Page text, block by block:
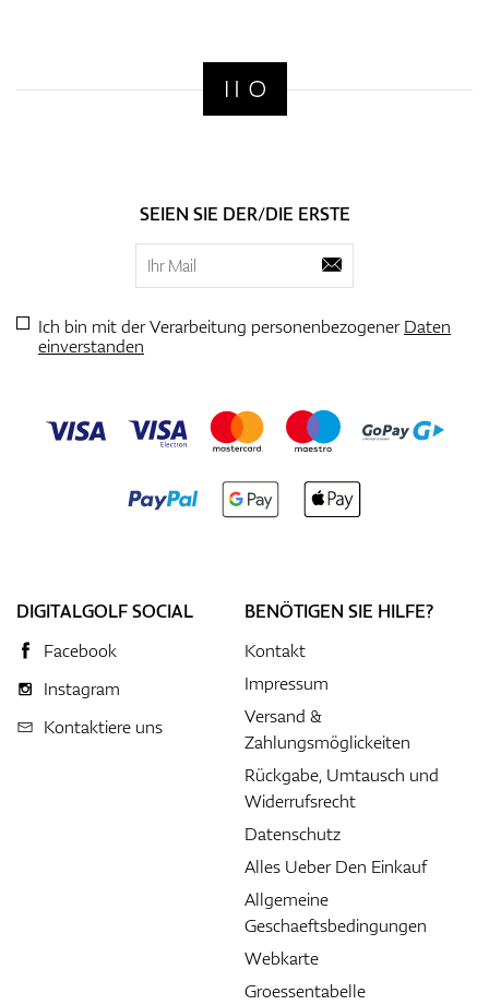
SEIEN SIE DER/DIE ERSTE
Ich bin mit der Verarbeitung personenbezogenerDaten
einverstanden
DIGITALGOLF SOCIAL
Facebook
Instagram
Kontaktiere uns
BENÖTIGEN SIE HILFE?
Kontakt
Impressum
Versand &
Zahlungsmöglickeiten
Rückgabe, Umtausch und
Widerrufsrecht
Datenschutz
Alles Ueber Den Einkauf
Allgemeine
Geschaeftsbedingungen
Webkarte
Groessentabelle